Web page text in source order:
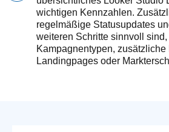
wichtigen Kennzahlen.
regelmäßige Statusupdates
weiteren Schritte sinnvoll
Kampagnentypen, zusätzliche
Landingpages oder